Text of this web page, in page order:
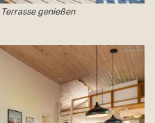
genießen